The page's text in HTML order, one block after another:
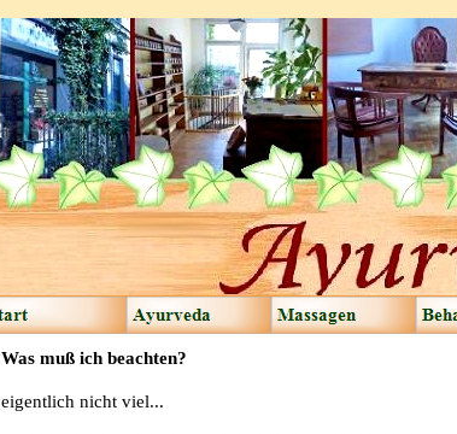
Was muß ich beachten?
eigentlich nicht viel...